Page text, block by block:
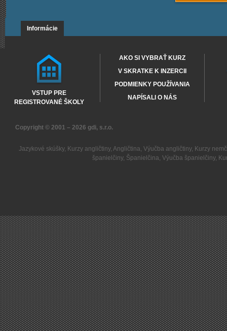
Informácie
VSTUP PRE
REGISTROVANÉ ŠKOLY
AKO SI VYBRAŤ KURZ
V SKRATKE K INZERCII
PODMIENKY POUŽÍVANIA
NAPÍSALI O NÁS
Copyright © 2001 – 2026 gdi, s.r.o.
Jazykové skúšky, Kurzy angličtiny, Angličtina, Výučba angličtiny, Kurzy
španielčiny, Španielčina, Výučba španielčiny,